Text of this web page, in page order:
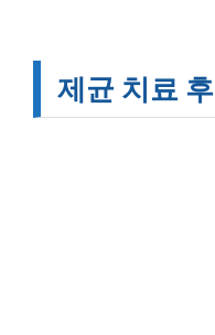
제균 치료